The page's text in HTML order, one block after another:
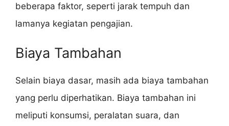
beberapa faktor, seperti jarak tempuh dan
lamanya kegiatan pengajian.
Biaya Tambahan
Selain biaya dasar, masih ada biaya tambahan
yang perlu diperhatikan. Biaya tambahan ini
meliputi konsumsi, peralatan suara, dan